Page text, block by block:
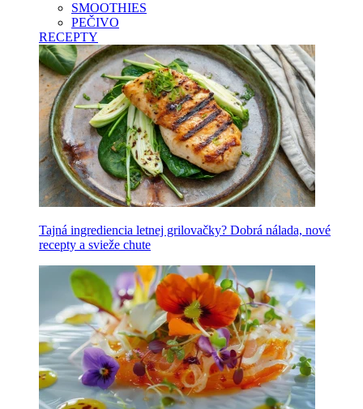
SMOOTHIES
PEČIVO
RECEPTY
Tajná ingrediencia letnej grilovačky? Dobrá nálada, nové
recepty a svieže chute